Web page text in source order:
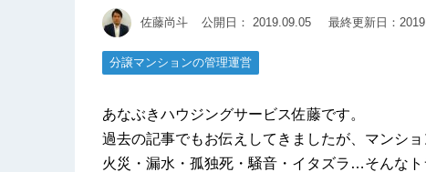
佐藤尚斗 公開日： 2019.09.05 最終更新日：
分譲マンションの管理運営
あなぶきハウジングサービス佐藤です。
過去の記事でもお伝えしてきましたが、マンシ
火災・漏水・孤独死・騒音・イタズラ…そんな